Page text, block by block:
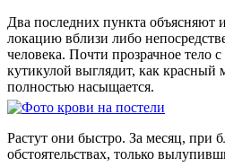
Два последних пункта
локацию вблизи либо
человека. Почти прозрачное тело
кутикулой выглядит, как красный
полностью насыщается.
Растут они быстро. За месяц, при
обстоятельствах, только